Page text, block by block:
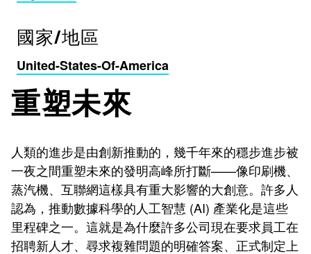
國家/地區
United-States-Of-America
重塑未來
人類的進步是由創新推動的，幾千年來的穩步進步被
一夜之間重塑未來的發明高峰所打斷——像印刷機、
蒸汽機、互聯網這樣具有重大影響的大創意。許多人
認為，推動數據科學的人工智慧 (AI) 產業化是這些
里程碑之一。這就是為什麼許多公司現在要求員工在
招聘新人才、尋求複雜問題的明確答案、正式制定上